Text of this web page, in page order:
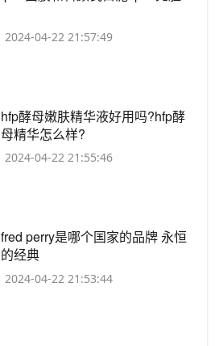
2024-04-22 21:57:49
​hfp酵母嫩肤精华液好用吗?hfp酵
母精华怎么样?
2024-04-22 21:55:46
​fred perry是哪个国家的品牌 永恒
的经典
2024-04-22 21:53:44